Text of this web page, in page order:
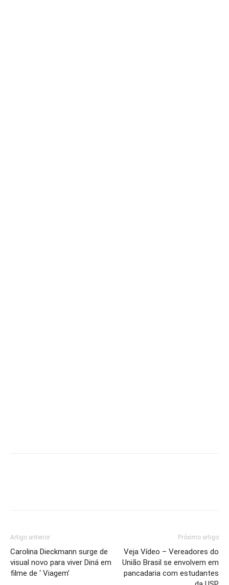
Artigo anterior
Carolina Dieckmann surge de
visual novo para viver Diná em
filme de ‘ Viagem’
Próximo artigo
Veja Vídeo – Vereadores do
União Brasil se envolvem em
pancadaria com estudantes